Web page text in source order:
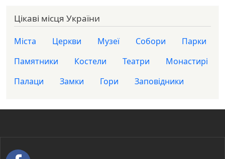
Цікаві місця України
Міста Церкви Музеї Собори
Парки
Памятники
Костели Театри
Монастирі
Палаци
Замки Гори Заповідники